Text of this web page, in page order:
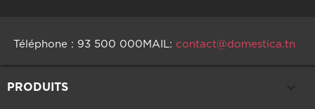
Téléphone : 93 500 000 MAIL: contact@domestica.tn
PRODUITS